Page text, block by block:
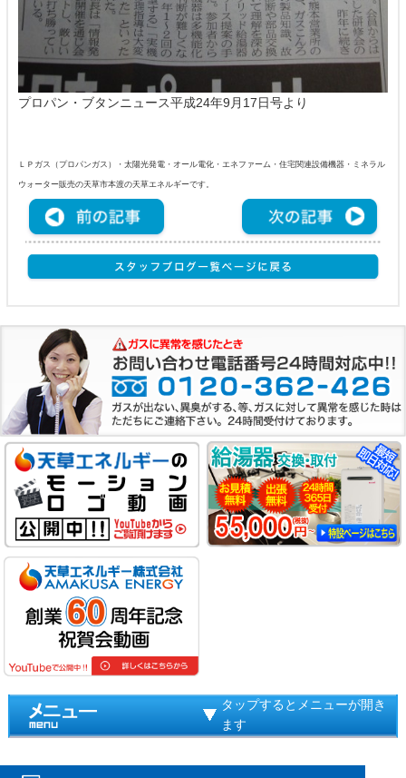
プロパン・ブタンニュース平成24年9月17日号より
ＬＰガス（プロパンガス）・太陽光発電・オール電化・エネファーム・住宅関連設備機器・ミネラル
ウォーター販売の天草市本渡の天草エネルギーです。
タップするとメニューが開き
ます